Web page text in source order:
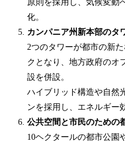
原則を採用し、気候変動
化。
カンパニア州新本部のタ
2つのタワーが都市の新
クとなり、地方政府のオ
設を併設。
ハイブリッド構造や自然
ンを採用し、エネルギー
公共空間と市民のための
10ヘクタールの都市公園